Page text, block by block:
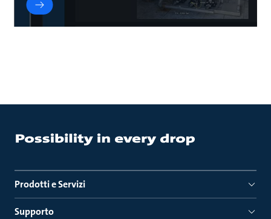
Prodotti e Servizi
Supporto